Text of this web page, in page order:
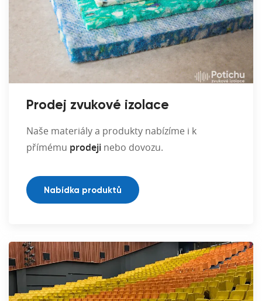
Prodej zvukové izolace
Naše materiály a produkty nabízíme i k
přímému prodeji nebo dovozu.
Nabídka produktů